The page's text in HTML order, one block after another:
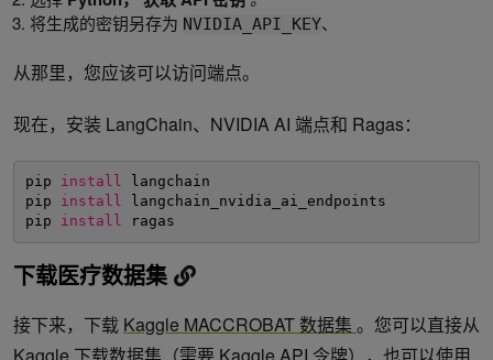
将生成的密钥另存为 NVIDIA_API_KEY、
从那里，您应该可以访问端点。
现在，安装 LangChain、NVIDIA AI 端点和 Ragas：
pip install
langchain
pip install
langchain_nvidia_ai_endpoints
pip install ragas
下载医疗数据集
接下来，下载 Kaggle MACCROBAT 数据集 。您可以直接从
Kaggle 下载数据集（需要 Kaggle API 令牌），也可以使用